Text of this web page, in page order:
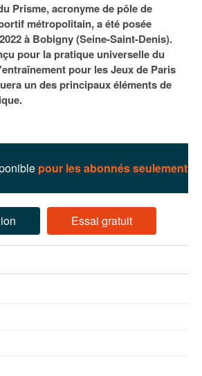
Paris
Prisme, acronyme de pôle de
métropolitain, a été posée
à Bobigny (Seine-Saint-Denis).
pour la pratique universelle du
pour les Jeux de Paris
un des principaux éléments de
pour les abonnés seulement
Essai gratuit